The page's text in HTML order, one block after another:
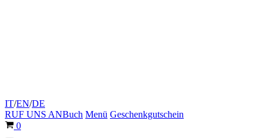
IT/EN/DE
RUF UNS ANBuch Menü Geschenkgutschein
Warenkorb
0